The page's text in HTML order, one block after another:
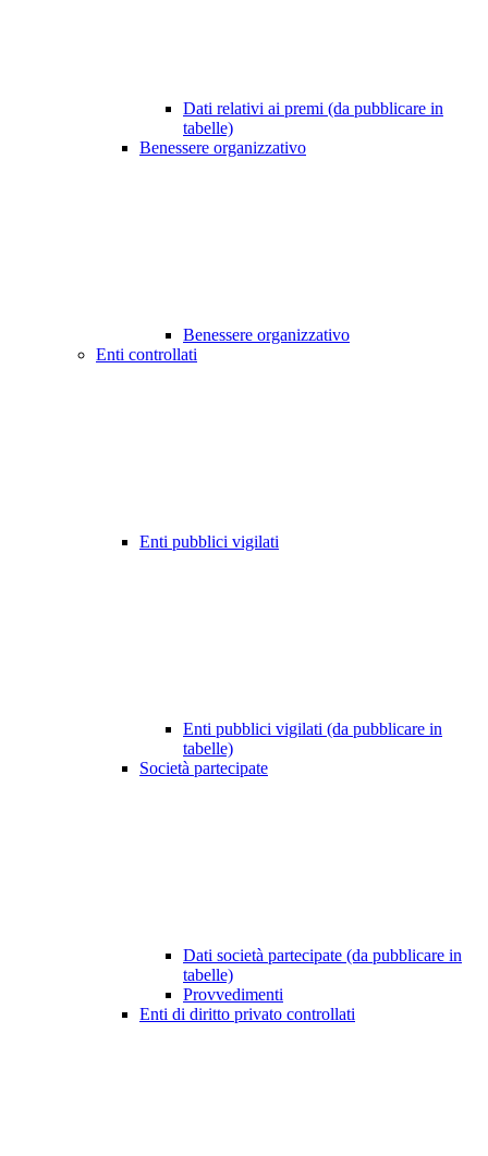
Dati relativi ai premi (da pubblicare in
tabelle)
Benessere organizzativo
Benessere organizzativo
Enti controllati
Enti pubblici vigilati
Enti pubblici vigilati (da pubblicare in
tabelle)
Società partecipate
Dati società partecipate (da pubblicare in
tabelle)
Provvedimenti
Enti di diritto privato controllati